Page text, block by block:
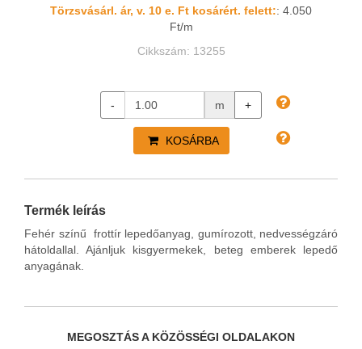
Törzsvásárl. ár, v. 10 e. Ft kosárért. felett:: 4.050
Ft/m
Cikkszám: 13255
- m +
KOSÁRBA
Termék leírás
Fehér színű frottír lepedőanyag, gumírozott, nedvességzáró
hátoldallal. Ajánljuk kisgyermekek, beteg emberek lepedő
anyagának.
MEGOSZTÁS A KÖZÖSSÉGI OLDALAKON